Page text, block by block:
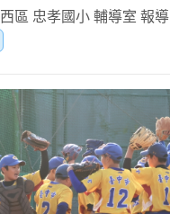
西區 忠孝國小 輔導室 報導